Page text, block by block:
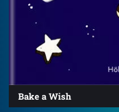
Bake a Wish